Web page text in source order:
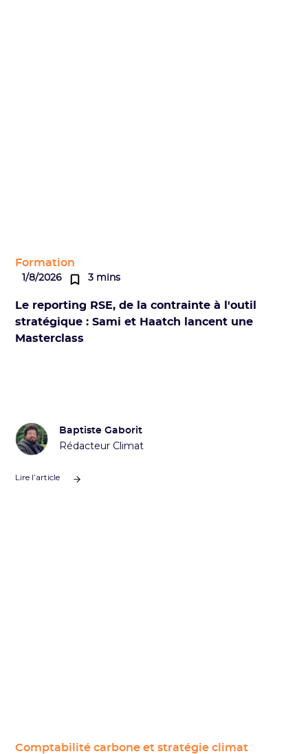
Formation
1/8/2026 3 mins
Le reporting RSE, de la contrainte à l'outil
stratégique : Sami et Haatch lancent une
Masterclass
Baptiste Gaborit
Rédacteur Climat
Lire l’article
Comptabilité carbone et stratégie climat